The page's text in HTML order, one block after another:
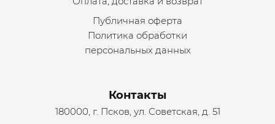
Публичная оферта
Политика обработки
персональных данных
Контакты
180000, г. Псков, ул. Советская, д. 51